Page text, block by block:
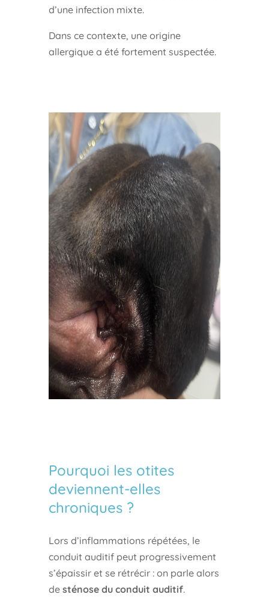
d’une infection mixte.
Dans ce contexte, une origine
allergique a été fortement suspectée.
Pourquoi les otites
deviennent-elles
chroniques ?
Lors d’inflammations répétées, le
conduit auditif peut progressivement
s’épaissir et se rétrécir : on parle alors
de sténose du conduit auditif.